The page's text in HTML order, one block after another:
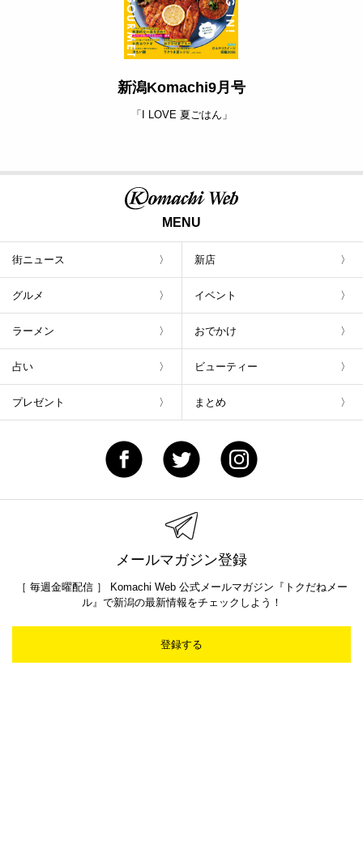
新潟Komachi9月号
「I LOVE 夏ごはん」
MENU
街ニュース 新店
グルメ イベント
ラーメン おでかけ
占い ビューティー
プレゼント まとめ
メールマガジン登録
［ 毎週金曜配信 ］ Komachi Web 公式メールマガジン『トクだねメー
ル』で新潟の最新情報をチェックしよう！
登録する